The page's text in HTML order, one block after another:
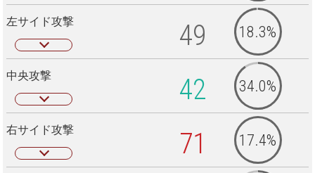
左サイド攻撃 49 18.3%
中央攻撃 42 34.0%
右サイド攻撃 71 17.4%